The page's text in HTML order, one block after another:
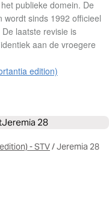
publieke domein. De
wordt sinds 1992 officieel
laatste revisie is
aan de vroegere
edition)
Jeremia 28
- STV/Jeremia 28